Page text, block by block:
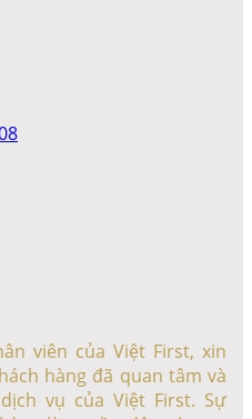
viên của Việt First, xin
hàng đã quan tâm và
vụ của Việt First. Sự